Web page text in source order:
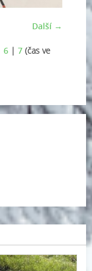
Další →
6 | 7 (čas ve